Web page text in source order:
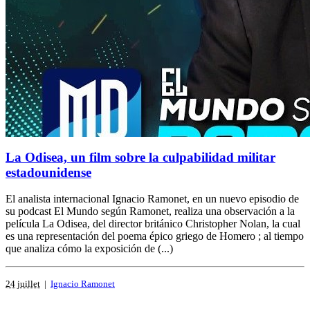
La Odisea, un film sobre la culpabilidad militar
estadounidense
El analista internacional Ignacio Ramonet, en un nuevo episodio de
su podcast El Mundo según Ramonet, realiza una observación a la
película La Odisea, del director británico Christopher Nolan, la cual
es una representación del poema épico griego de Homero ; al tiempo
que analiza cómo la exposición de (...)
24 juillet | Ignacio Ramonet